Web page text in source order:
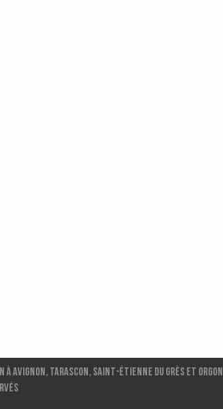
Tarascon, Saint-ÉTIENNE DU GRÈS et ORGON